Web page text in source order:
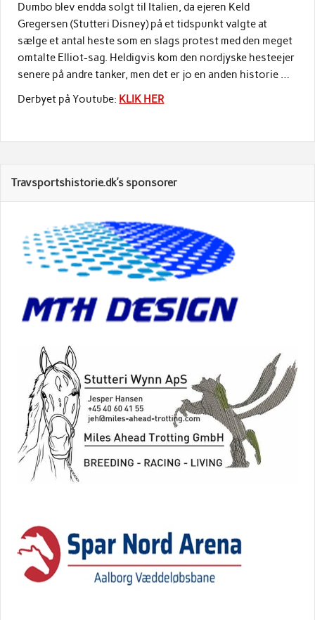
Dumbo blev endda solgt til Italien, da ejeren Keld
Gregersen (Stutteri Disney) på et tidspunkt valgte at
sælge et antal heste som en slags protest med den meget
omtalte Elliot-sag. Heldigvis kom den nordjyske hesteejer
senere på andre tanker, men det er jo en anden historie …
Derbyet på Youtube: KLIK HER
Travsportshistorie.dk’s sponsorer